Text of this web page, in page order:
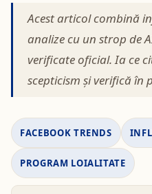
Acest articol combină
analize cu un strop de
verificate oficial. Ia ce
scepticism și verifică în
FACEBOOK TRENDS
PROGRAM LOIALITATE